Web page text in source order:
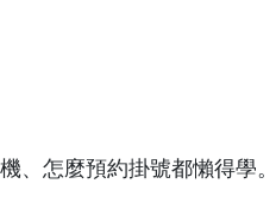
、怎麼預約掛號都懶得學。